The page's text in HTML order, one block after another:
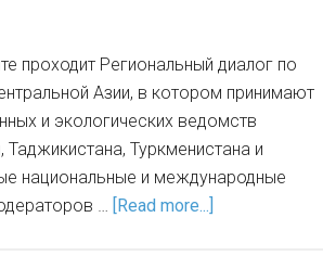
проходит Региональный диалог по
Азии, в котором принимают
и экологических ведомств
Туркменистана и
национальные и международные
… [Read more...]